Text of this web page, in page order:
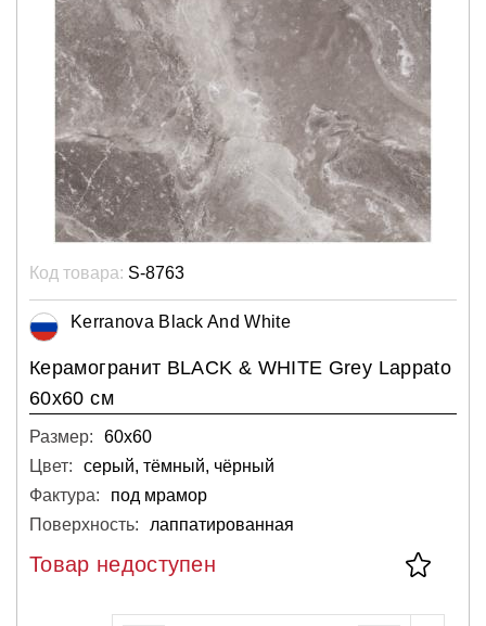
Код товара: S-8763
Kerranova Black And White
Керамогранит BLACK & WHITE Grey Lappato
60х60 см
Размер:
60х60
Цвет:
серый, тёмный, чёрный
Фактура:
под мрамор
Поверхность:
лаппатированная
Товар недоступен